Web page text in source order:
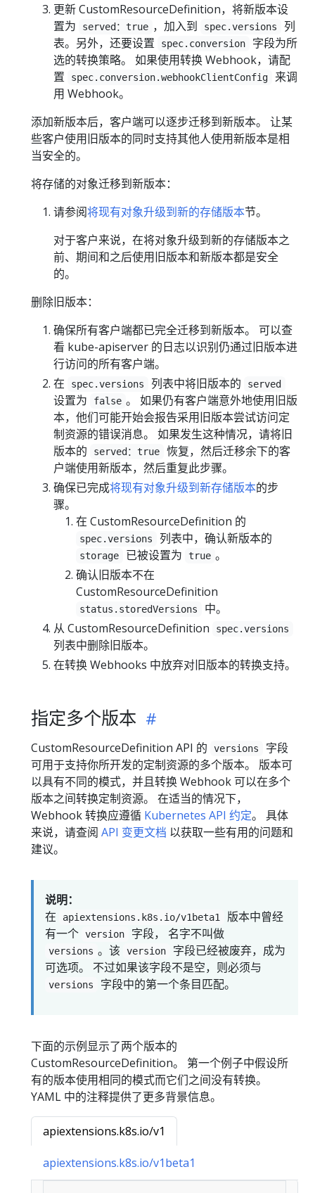
更新 CustomResourceDefinition，将新版本设
置为
served：true ，加入到 spec.versions
列
表。另外，还要设置
spec.conversion
字段为所
选的转换策略。 如果使用转换 Webhook，请配
置
spec.conversion.webhookClientConfig
来调
用 Webhook。
添加新版本后，客户端可以逐步迁移到新版本。 让某
些客户使用旧版本的同时支持其他人使用新版本是相
当安全的。
将存储的对象迁移到新版本：
请参阅将现有对象升级到新的存储版本节。
对于客户来说，在将对象升级到新的存储版本之
前、期间和之后使用旧版本和新版本都是安全
的。
删除旧版本：
确保所有客户端都已完全迁移到新版本。 可以查
看 kube-apiserver 的日志以识别仍通过旧版本进
行访问的所有客户端。
在
spec.versions 列表中将旧版本的 served
设置为 false 。 如果仍有客户端意外地使用旧版
本，他们可能开始会报告采用旧版本尝试访问定
制资源的错误消息。 如果发生这种情况，请将旧
版本的
served：true
恢复，然后迁移余下的客
户端使用新版本，然后重复此步骤。
确保已完成将现有对象升级到新存储版本的步
骤。
在 CustomResourceDefinition 的
spec.versions 列表中，确认新版本的
storage 已被设置为 true 。
确认旧版本不在
CustomResourceDefinition
status.storedVersions
中。
从 CustomResourceDefinition
spec.versions
列表中删除旧版本。
在转换 Webhooks 中放弃对旧版本的转换支持。
指定多个版本
CustomResourceDefinition API 的 versions
字段
可用于支持你所开发的定制资源的多个版本。 版本可
以具有不同的模式，并且转换 Webhook 可以在多个
版本之间转换定制资源。 在适当的情况下，
Webhook 转换应遵循 Kubernetes API 约定。 具体
来说，请查阅 API 变更文档 以获取一些有用的问题和
建议。
说明：
在
apiextensions.k8s.io/v1beta1
版本中曾经
有一个 version 字段， 名字不叫做
versions 。该 version
字段已经被废弃，成为
可选项。 不过如果该字段不是空，则必须与
versions 字段中的第一个条目匹配。
下面的示例显示了两个版本的
CustomResourceDefinition。 第一个例子中假设所
有的版本使用相同的模式而它们之间没有转换。
YAML 中的注释提供了更多背景信息。
apiextensions.k8s.io/v1
apiextensions.k8s.io/v1beta1